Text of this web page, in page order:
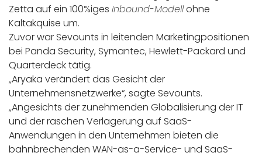
Zetta auf ein 100%iges Inbound-Modellohne
Kaltakquise um.
Zuvor war Sevounts in leitenden Marketingpositionen
bei Panda Security, Symantec, Hewlett-Packard und
Quarterdeck tätig.
„Aryaka verändert das Gesicht der
Unternehmensnetzwerke“, sagte Sevounts.
„Angesichts der zunehmenden Globalisierung der IT
und der raschen Verlagerung auf SaaS-
Anwendungen in den Unternehmen bieten die
bahnbrechenden WAN-as-a-Service- und SaaS-